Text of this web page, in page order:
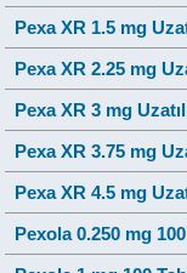
Pexa XR 1.5 mg
Pexa XR 2.25 mg
Pexa XR 3 mg
Pexa XR 3.75 mg
Pexa XR 4.5 mg
Pexola 0.250 mg